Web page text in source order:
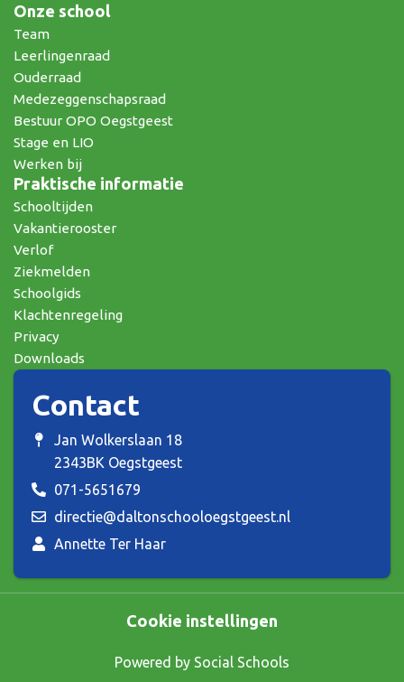
Onze school
Team
Leerlingenraad
Ouderraad
Medezeggenschapsraad
Bestuur OPO Oegstgeest
Stage en LIO
Werken bij
Praktische informatie
Schooltijden
Vakantierooster
Verlof
Ziekmelden
Schoolgids
Klachtenregeling
Privacy
Downloads
Contact
Jan Wolkerslaan 18
2343BK Oegstgeest
071-5651679
directie@daltonschooloegstgeest.nl
Annette Ter Haar
Cookie instellingen
Powered by Social Schools